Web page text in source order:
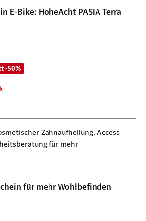
E-Bike: HoheAcht PASIA Terra
-50%
für mehr Wohlbefinden